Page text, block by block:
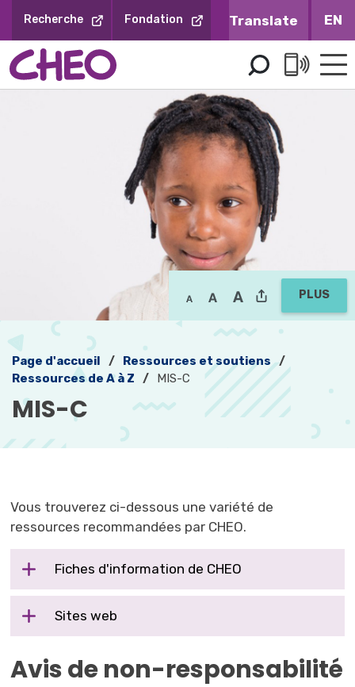
contenu
Recherche Fondation EN
PLUS
Page d'accueil
Ressources et soutiens
Ressources de A à Z
MIS-C
MIS-C
Vous trouverez ci-dessous une variété de
ressources recommandées par CHEO.
Fiches d'information de CHEO
Sites web
Avis de non-responsabilité